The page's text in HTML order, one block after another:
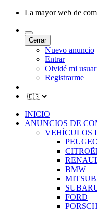
La mayor web de
Cerrar
Nuevo anuncio
Entrar
Olvidé mi
Registrarme
INICIO
ANUNCIOS DE
VEHÍCULOS
BMW
FORD